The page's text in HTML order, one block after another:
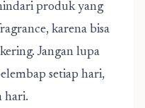
produk yang
karena bisa
Jangan lupa
setiap hari,
hari.